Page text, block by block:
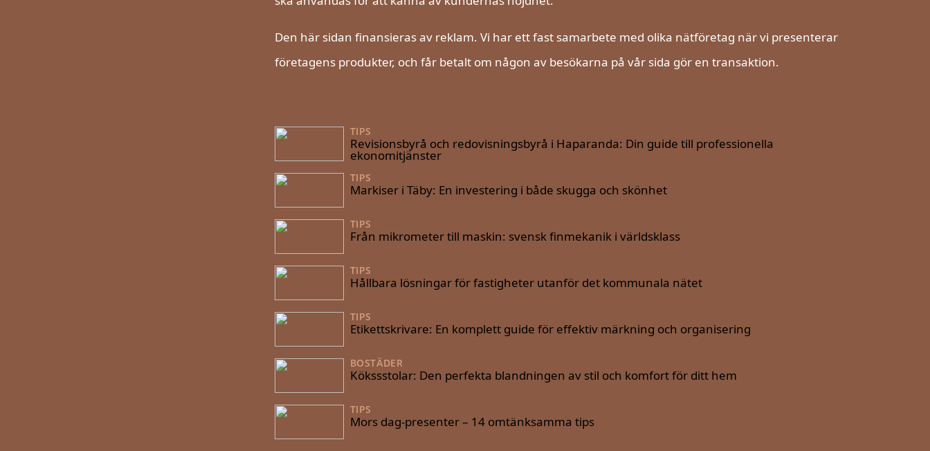
Den här sidan finansieras av reklam. Vi har ett fast samarbete med olika nätföretag när vi presenterar
företagens produkter, och får betalt om någon av besökarna på vår sida gör en transaktion.
TIPS
Revisionsbyrå och redovisningsbyrå i Haparanda: Din guide till professionella
ekonomitjänster
TIPS
Markiser i Täby: En investering i både skugga och skönhet
TIPS
Från mikrometer till maskin: svensk finmekanik i världsklass
TIPS
Hållbara lösningar för fastigheter utanför det kommunala nätet
TIPS
Etikettskrivare: En komplett guide för effektiv märkning och organisering
BOSTÄDER
Kökssstolar: Den perfekta blandningen av stil och komfort för ditt hem
TIPS
Mors dag-presenter – 14 omtänksamma tips